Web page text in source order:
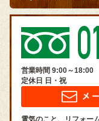
営業時間 9:00～18:00
定休日 日・祝
電気のこと、リフォー